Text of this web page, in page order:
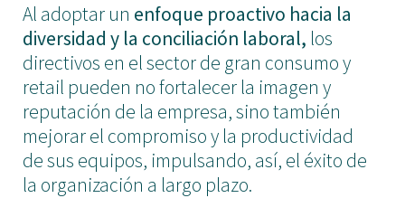
Al adoptar un enfoque proactivo hacia la
diversidad y la conciliación laboral, los
directivos en el sector de gran consumo y
retail pueden no fortalecer la imagen y
reputación de la empresa, sino también
mejorar el compromiso y la productividad
de sus equipos, impulsando, así, el éxito de
la organización a largo plazo.